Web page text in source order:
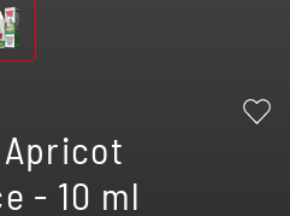
- 10 ml